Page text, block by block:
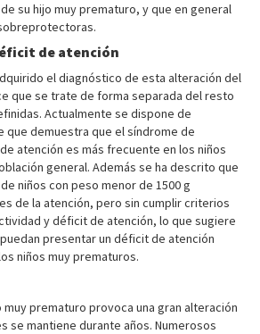
su hijo muy prematuro, y que en general
de atención
el diagnóstico de esta alteración del
que se trate de forma separada del resto
Actualmente se dispone de
que demuestra que el síndrome de
atención es más frecuente en los niños
general. Además se ha descrito que
niños con peso menor de 1500 g
de la atención, pero sin cumplir criterios
y déficit de atención, lo que sugiere
presentar un déficit de atención
niños muy prematuros.
muy prematuro provoca una gran alteración
se mantiene durante años. Numerosos